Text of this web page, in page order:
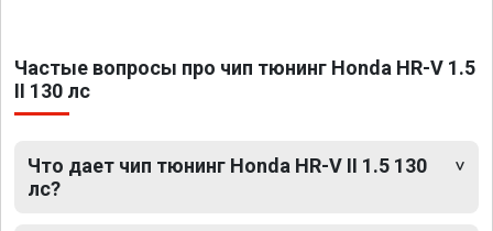
Частые вопросы про чип тюнинг Honda HR-V 1.5
II 130 лс
Что дает чип тюнинг Honda HR-V II 1.5 130
лс?